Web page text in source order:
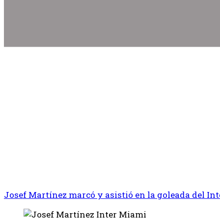
Josef Martínez marcó y asistió en la goleada del